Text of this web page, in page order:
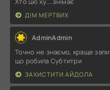
ДІМ МЕРТВИХ
AdminAdmin
Точно не знаємо, краще
що робила Субтитри
ЗАХИСТИТИ АЙДОЛА